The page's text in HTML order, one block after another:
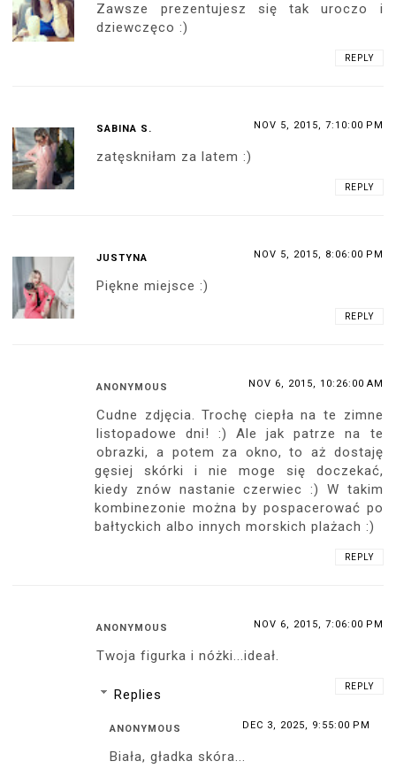
Zawsze prezentujesz się tak uroczo i
dziewczęco :)
REPLY
SABINA S. NOV 5, 2015, 7:10:00 PM
zatęskniłam za latem :)
REPLY
JUSTYNA NOV 5, 2015, 8:06:00 PM
Piękne miejsce :)
REPLY
ANONYMOUS NOV 6, 2015, 10:26:00 AM
Cudne zdjęcia. Trochę ciepła na te zimne
listopadowe dni! :) Ale jak patrze na te
obrazki, a potem za okno, to aż dostaję
gęsiej skórki i nie moge się doczekać,
kiedy znów nastanie czerwiec :) W takim
kombinezonie można by pospacerować po
bałtyckich albo innych morskich plażach :)
REPLY
ANONYMOUS NOV 6, 2015, 7:06:00 PM
Twoja figurka i nóżki...ideał.
REPLY
Replies
ANONYMOUS DEC 3, 2025, 9:55:00 PM
Biała, gładka skóra...